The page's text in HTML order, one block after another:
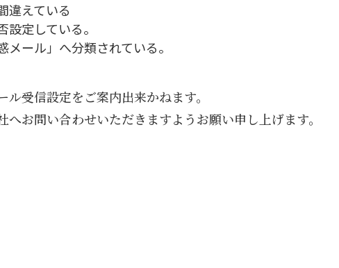
違えている
設定している。
メール」へ分類されている。
受信設定をご案内出来かねます。
お問い合わせいただきますようお願い申し上げます。